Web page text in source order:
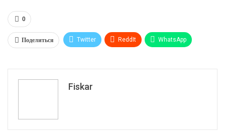
0
Поделиться Twitter ReddIt WhatsApp
Telegram
Fiskar